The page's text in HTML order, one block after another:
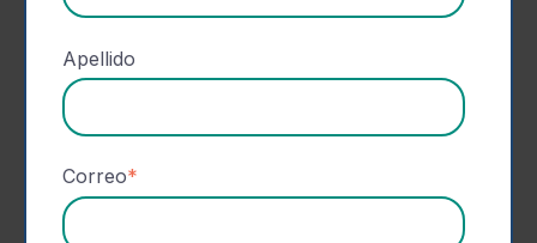
Apellido
Correo*